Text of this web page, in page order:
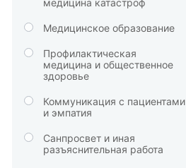
медицина катастроф
Медицинское образование
Профилактическая
медицина и общественное
здоровье
Коммуникация с пациентами
и эмпатия
Санпросвет и иная
разъяснительная работа